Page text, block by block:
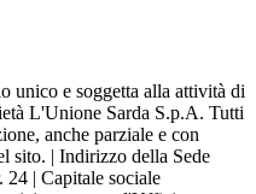
unico e soggetta alla attività di
L'Unione Sarda S.p.A. Tutti
anche parziale e con
sito. | Indirizzo della Sede
24 | Capitale sociale